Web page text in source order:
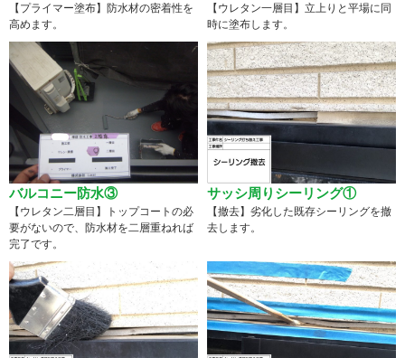
【プライマー塗布】防水材の密着性を
高めます。
【ウレタン一層目】立上りと平場に同
時に塗布します。
バルコニー防水③
【ウレタン二層目】トップコートの必
要がないので、防水材を二層重ねれば
完了です。
サッシ周りシーリング①
【撤去】劣化した既存シーリングを撤
去します。